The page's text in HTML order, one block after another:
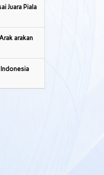
Juara Piala
arakan